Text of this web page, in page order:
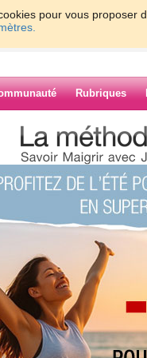
pour vous proposer
Rubriques